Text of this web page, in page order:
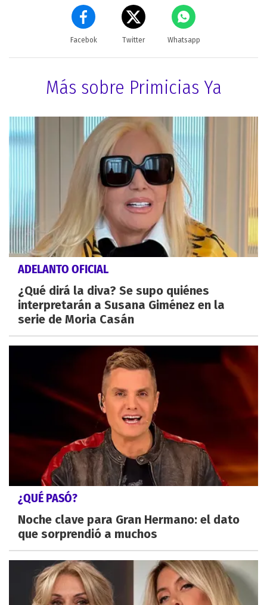
Facebok Twitter Whatsapp
Más sobre Primicias Ya
ADELANTO OFICIAL
¿Qué dirá la diva? Se supo quiénes
interpretarán a Susana Giménez en la
serie de Moria Casán
¿QUÉ PASÓ?
Noche clave para Gran Hermano: el dato
que sorprendió a muchos